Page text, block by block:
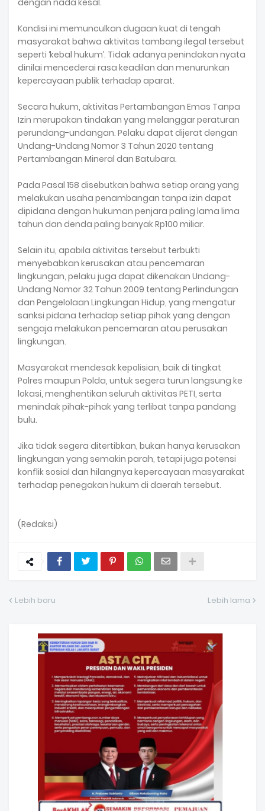
dengan nada kesal.
Kondisi ini memunculkan dugaan kuat di tengah
masyarakat bahwa aktivitas tambang ilegal tersebut
seperti ‘kebal hukum’. Tidak adanya penindakan nyata
dinilai mencederai rasa keadilan dan menurunkan
kepercayaan publik terhadap aparat.
Secara hukum, aktivitas Pertambangan Emas Tanpa
Izin merupakan tindakan yang melanggar peraturan
perundang-undangan. Pelaku dapat dijerat dengan
Undang-Undang Nomor 3 Tahun 2020 tentang
Pertambangan Mineral dan Batubara.
Pada Pasal 158 disebutkan bahwa setiap orang yang
melakukan usaha penambangan tanpa izin dapat
dipidana dengan hukuman penjara paling lama lima
tahun dan denda paling banyak Rp100 miliar.
Selain itu, apabila aktivitas tersebut terbukti
menyebabkan kerusakan atau pencemaran
lingkungan, pelaku juga dapat dikenakan Undang-
Undang Nomor 32 Tahun 2009 tentang Perlindungan
dan Pengelolaan Lingkungan Hidup, yang mengatur
sanksi pidana terhadap setiap pihak yang dengan
sengaja melakukan pencemaran atau perusakan
lingkungan.
Masyarakat mendesak kepolisian, baik di tingkat
Polres maupun Polda, untuk segera turun langsung ke
lokasi, menghentikan seluruh aktivitas PETI, serta
menindak pihak-pihak yang terlibat tanpa pandang
bulu.
Jika tidak segera ditertibkan, bukan hanya kerusakan
lingkungan yang semakin parah, tetapi juga potensi
konflik sosial dan hilangnya kepercayaan masyarakat
terhadap penegakan hukum di daerah tersebut.
(Redaksi)
Lebih baru Lebih lama